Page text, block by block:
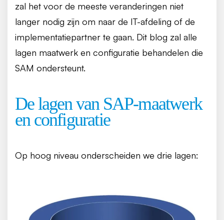
zal het voor de meeste veranderingen niet
langer nodig zijn om naar de IT-afdeling of de
implementatiepartner te gaan. Dit blog zal alle
lagen maatwerk en configuratie behandelen die
SAM ondersteunt.
De lagen van SAP-maatwerk
en configuratie
Op hoog niveau onderscheiden we drie lagen: